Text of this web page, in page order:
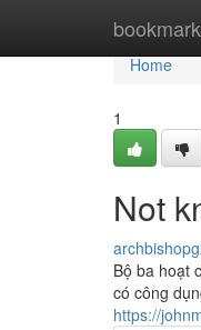
Home
Home
1
Not
Bộ ba hoạt
có công
https://